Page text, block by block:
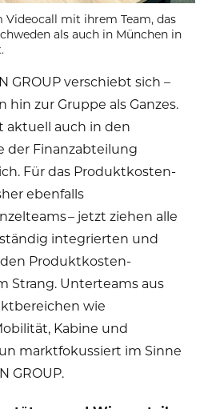
Videocall mit ihrem Team, das
als auch in München in
GROUP verschiebt sich –
zur Gruppe als Ganzes.
aktuell auch in den
der Finanzabteilung
Für das Produktkosten-
ebenfalls
– jetzt ziehen alle
integrierten und
Produktkosten-
Strang. Unterteams aus
wie
Kabine und
marktfokussiert im Sinne
GROUP.